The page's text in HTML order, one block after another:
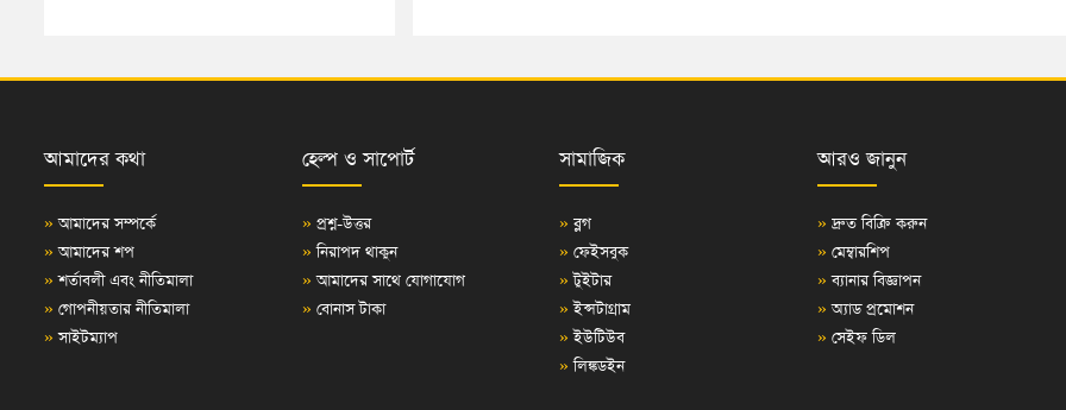
আমাদের কথা
» আমাদের সম্পর্কে
» আমাদের শপ
» শর্তাবলী এবং নীতিমালা
» গোপনীয়তার নীতিমালা
» সাইটম্যাপ
হেল্প ও সাপোর্ট
» প্রশ্ন-উত্তর
» নিরাপদ থাকুন
» আমাদের সাথে যোগাযোগ
» বোনাস টাকা
সামাজিক
» ব্লগ
» ফেইসবুক
» টুইটার
» ইন্সটাগ্রাম
» ইউটিউব
» লিঙ্কডইন
আরও জানুন
» দ্রুত বিক্রি করুন
» মেম্বারশিপ
» ব্যানার বিজ্ঞাপন
» অ্যাড প্রমোশন
» সেইফ ডিল